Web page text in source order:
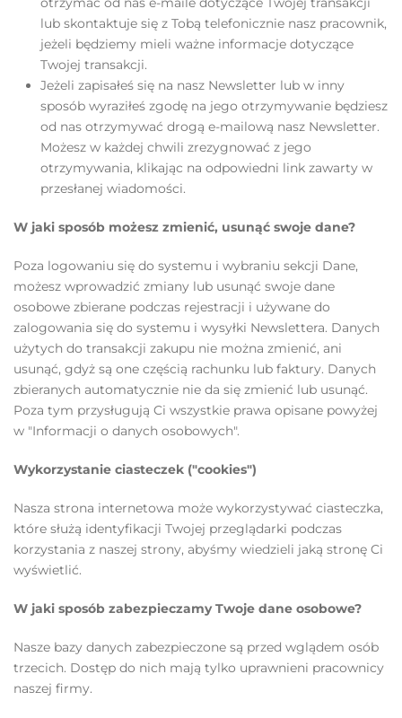
lub skontaktuje się z Tobą telefonicznie nasz pracownik,
jeżeli będziemy mieli ważne informacje dotyczące
Twojej transakcji.
Jeżeli zapisałeś się na nasz Newsletter lub w inny
sposób wyraziłeś zgodę na jego otrzymywanie będziesz
od nas otrzymywać drogą e-mailową nasz Newsletter.
Możesz w każdej chwili zrezygnować z jego
otrzymywania, klikając na odpowiedni link zawarty w
przesłanej wiadomości.
W jaki sposób możesz zmienić, usunąć swoje dane?
Poza logowaniu się do systemu i wybraniu sekcji Dane,
możesz wprowadzić zmiany lub usunąć swoje dane
osobowe zbierane podczas rejestracji i używane do
zalogowania się do systemu i wysyłki Newslettera. Danych
użytych do transakcji zakupu nie można zmienić, ani
usunąć, gdyż są one częścią rachunku lub faktury. Danych
zbieranych automatycznie nie da się zmienić lub usunąć.
Poza tym przysługują Ci wszystkie prawa opisane powyżej
w "Informacji o danych osobowych".
Wykorzystanie ciasteczek ("cookies")
Nasza strona internetowa może wykorzystywać ciasteczka,
które służą identyfikacji Twojej przeglądarki podczas
korzystania z naszej strony, abyśmy wiedzieli jaką stronę Ci
wyświetlić.
W jaki sposób zabezpieczamy Twoje dane osobowe?
Nasze bazy danych zabezpieczone są przed wglądem osób
trzecich. Dostęp do nich mają tylko uprawnieni pracownicy
naszej firmy.